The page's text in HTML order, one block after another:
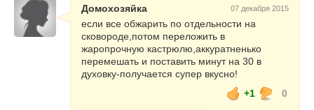
Домохозяйка 07 декабря 2015
если все обжарить по отдельности на
сковороде,потом переложить в
жаропрочную кастрюлю,аккуратненько
перемешать и поставить минут на 30 в
духовку-получается супер вкусно!
+1
0